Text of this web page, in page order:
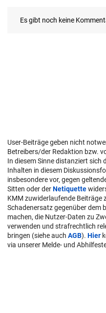
User-Beiträge geben nicht
Betreibers/der Redaktion bzw.
In diesem Sinne distanziert sich
Inhalten in diesem
insbesondere vor, gegen
Sitten oder derNetiquette
KMM zuwiderlaufende Beiträge
Schadenersatz gegenüber dem
machen, die Nutzer-Daten zu
verwenden und strafrechtlich
bringen (siehe auch AGB). Hier
via unserer Melde- und